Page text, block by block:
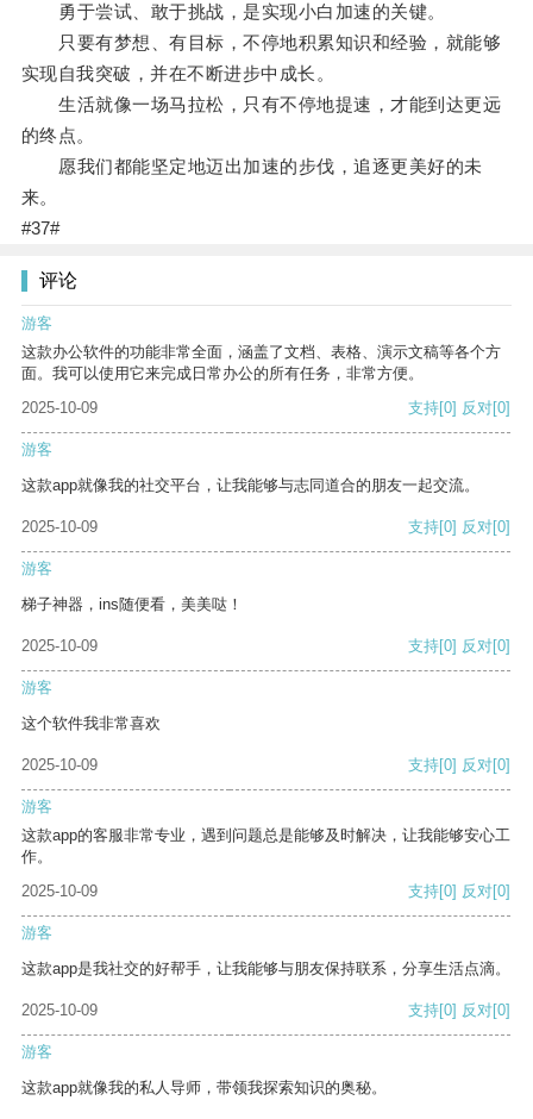
勇于尝试、敢于挑战，是实现小白加速的关键。
只要有梦想、有目标，不停地积累知识和经验，就能够
实现自我突破，并在不断进步中成长。
生活就像一场马拉松，只有不停地提速，才能到达更远
的终点。
愿我们都能坚定地迈出加速的步伐，追逐更美好的未
来。
#37#
评论
游客
这款办公软件的功能非常全面，涵盖了文档、表格、演示文稿等各个方
面。我可以使用它来完成日常办公的所有任务，非常方便。
2025-10-09
支持[0] 反对[0]
游客
这款app就像我的社交平台，让我能够与志同道合的朋友一起交流。
2025-10-09 支持[0] 反对[0]
游客
梯子神器，ins随便看，美美哒！
2025-10-09 支持[0] 反对[0]
游客
这个软件我非常喜欢
2025-10-09 支持[0] 反对[0]
游客
这款app的客服非常专业，遇到问题总是能够及时解决，让我能够安心工
作。
2025-10-09
支持[0] 反对[0]
游客
这款app是我社交的好帮手，让我能够与朋友保持联系，分享生活点滴。
2025-10-09 支持[0] 反对[0]
游客
这款app就像我的私人导师，带领我探索知识的奥秘。